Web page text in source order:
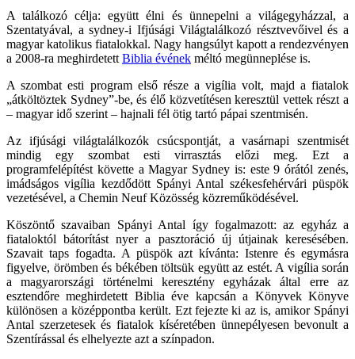
A találkozó célja: együtt élni és ünnepelni a világegyházzal, a
Szentatyával, a sydney-i Ifjúsági Világtalálkozó résztvevőivel és a
magyar katolikus fiatalokkal. Nagy hangsúlyt kapott a rendezvényen
a 2008-ra meghirdetett Biblia évének méltó megünneplése is.
A szombat esti program első része a vigília volt, majd a fiatalok
„átköltöztek Sydney”-be, és élő közvetítésen keresztül vettek részt a
– magyar idő szerint – hajnali fél ötig tartó pápai szentmisén.
Az ifjúsági világtalálkozók csúcspontját, a vasárnapi szentmisét
mindig egy szombat esti virrasztás előzi meg. Ezt a
programfelépítést követte a Magyar Sydney is: este 9 órától zenés,
imádságos vigília kezdődött Spányi Antal székesfehérvári püspök
vezetésével, a Chemin Neuf Közösség közreműködésével.
Köszöntő szavaiban Spányi Antal így fogalmazott: az egyház a
fiataloktól bátorítást nyer a pasztoráció új útjainak keresésében.
Szavait taps fogadta. A püspök azt kívánta: Istenre és egymásra
figyelve, örömben és békében töltsük együtt az estét. A vigília során
a magyarországi történelmi keresztény egyházak által erre az
esztendőre meghirdetett Biblia éve kapcsán a Könyvek Könyve
különösen a középpontba került. Ezt fejezte ki az is, amikor Spányi
Antal szerzetesek és fiatalok kíséretében ünnepélyesen bevonult a
Szentírással és elhelyezte azt a színpadon.